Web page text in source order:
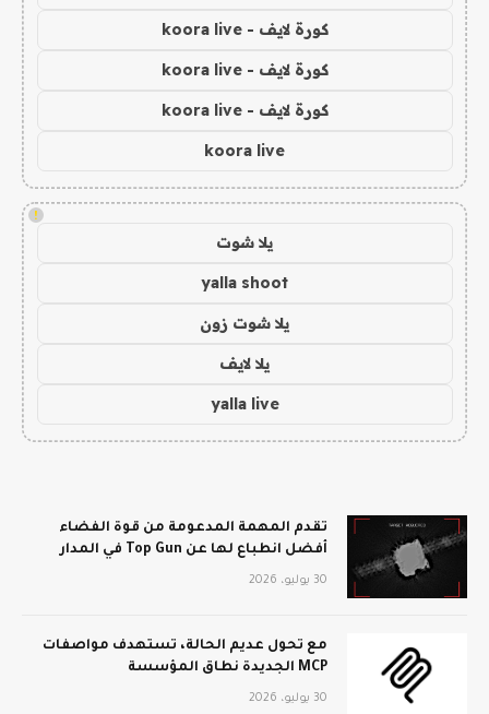
كورة لايف - koora live
كورة لايف - koora live
كورة لايف - koora live
koora live
!
يلا شوت
yalla shoot
يلا شوت زون
يلا لايف
yalla live
تقدم المهمة المدعومة من قوة الفضاء
أفضل انطباع لها عن Top Gun في المدار
30 يوليو، 2026
مع تحول عديم الحالة، تستهدف مواصفات
MCP الجديدة نطاق المؤسسة
30 يوليو، 2026